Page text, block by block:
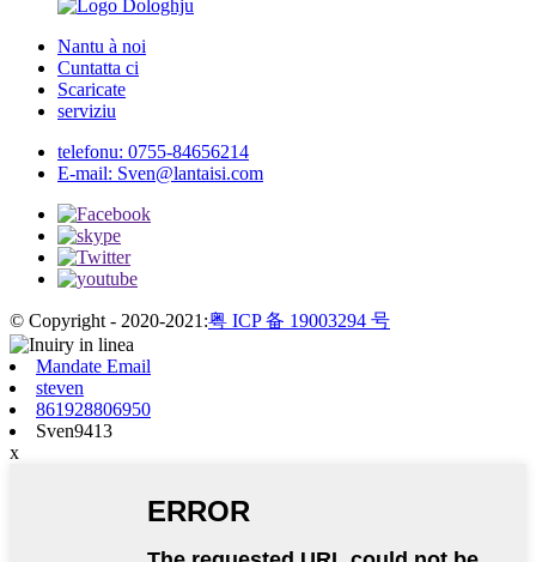
Nantu à noi
Cuntatta ci
Scaricate
serviziu
telefonu: 0755-84656214
E-mail: Sven@lantaisi.com
© Copyright - 2020-2021:粤 ICP 备 19003294 号
Mandate Email
steven
861928806950
Sven9413
x